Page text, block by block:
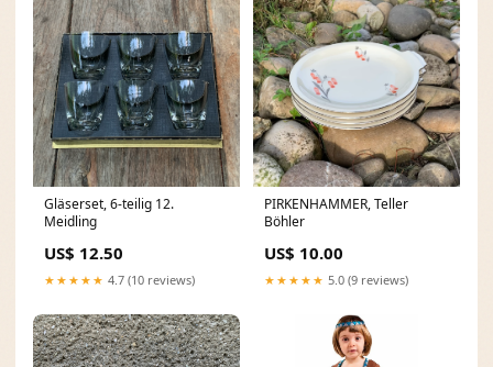
Gläserset, 6-teilig 12.
Meidling
US$ 12.50
★★★★★ 4.7 (10 reviews)
PIRKENHAMMER, Teller
Böhler
US$ 10.00
★★★★★ 5.0 (9 reviews)